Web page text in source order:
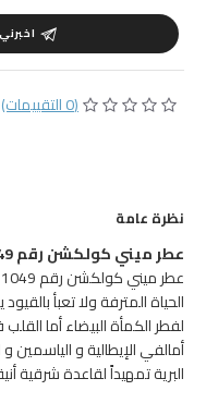
(0 التقييمات)
نظرة عامة
عطر ميني كولكشن رقم 1049 - 25مل
الحياة المترفة ولا تعبأ
لفطر الكمأة البيضاء أما
أمالفي الإيطالية و الياسمين
البرية تمهيداً لقاعدة شرقية